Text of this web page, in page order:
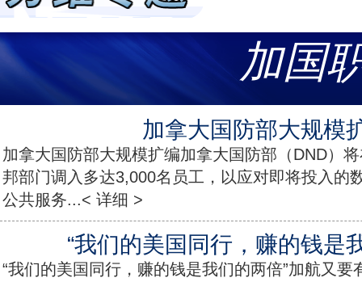
加国
加拿大国防部大规模
加拿大国防部大规模扩编加拿大国防部（DND）
邦部门调入多达3,000名员工，以应对即将投入的
公共服务...< 详细 >
“我们的美国同行，赚的钱是
“我们的美国同行，赚的钱是我们的两倍”加航又